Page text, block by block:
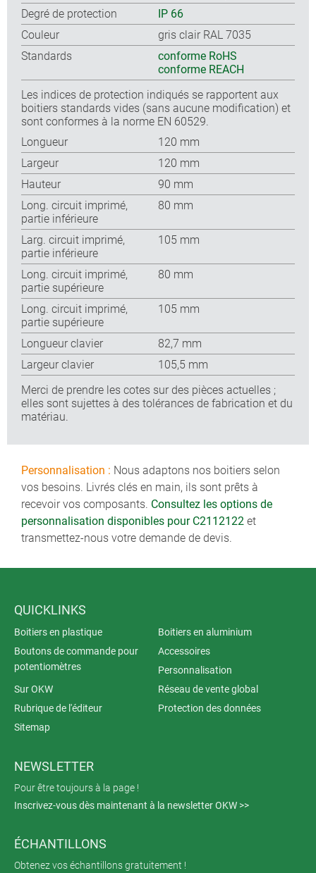
Degré de protection
IP 66
Couleur
gris clair RAL 7035
Standards
conforme RoHS
conforme REACH
Les indices de protection indiqués se rapportent aux
boitiers standards vides (sans aucune modification) et
sont conformes à la norme EN 60529.
Longueur
120 mm
Largeur
120 mm
Hauteur
90 mm
Long. circuit imprimé,
partie inférieure
80 mm
Larg. circuit imprimé,
partie inférieure
105 mm
Long. circuit imprimé,
partie supérieure
80 mm
Long. circuit imprimé,
partie supérieure
105 mm
Longueur clavier
82,7 mm
Largeur clavier
105,5 mm
Merci de prendre les cotes sur des pièces actuelles ;
elles sont sujettes à des tolérances de fabrication et du
matériau.
Personnalisation : Nous adaptons nos boitiers selon
vos besoins. Livrés clés en main, ils sont prêts à
recevoir vos composants. Consultez les options de
personnalisation disponibles pour C2112122 et
transmettez-nous votre demande de devis.
QUICKLINKS
Boitiers en plastique
Boitiers en aluminium
Boutons de commande pour
potentiomètres
Accessoires
Personnalisation
Sur OKW
Réseau de vente global
Rubrique de l'éditeur
Protection des données
Sitemap
NEWSLETTER
Pour être toujours à la page !
Inscrivez-vous dès maintenant à la newsletter OKW >>
ÉCHANTILLONS
Obtenez vos échantillons gratuitement !